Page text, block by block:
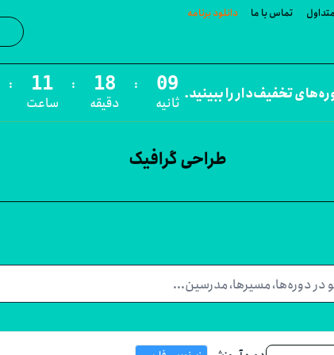
تماس با ما دانلود برنامه
تخفیف‌دار را ببینید.
:
ساعت
:
دقیقه
:
ثانیه
طراحی گرافیک